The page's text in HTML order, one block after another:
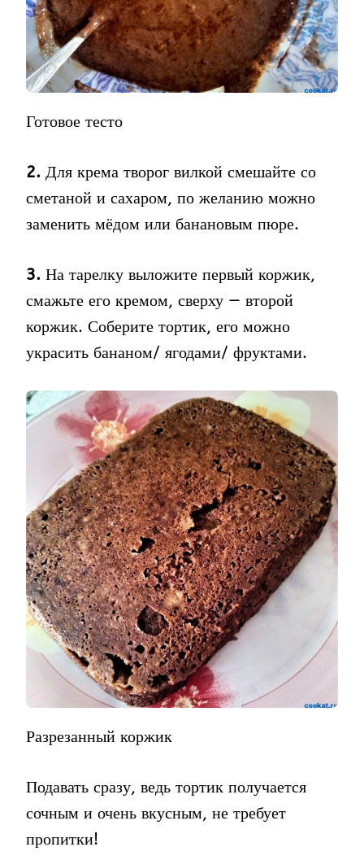
Готовое тесто
2. Для крема творог вилкой смешайте со
сметаной и сахаром, по желанию можно
заменить мёдом или банановым пюре.
3. На тарелку выложите первый коржик,
смажьте его кремом, сверху — второй
коржик. Соберите тортик, его можно
украсить бананом/ ягодами/ фруктами.
Разрезанный коржик
Подавать сразу, ведь тортик получается
сочным и очень вкусным, не требует
пропитки!